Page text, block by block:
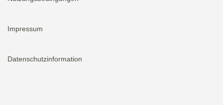
Impressum
Datenschutzinformation